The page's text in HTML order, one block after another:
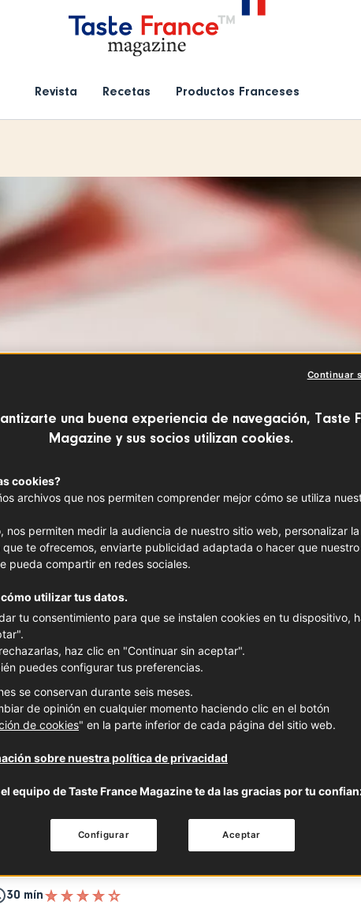
Revista Recetas Productos Franceses
30 mín
una buena experiencia de navegación, Taste
Magazine y sus socios utilizan cookies.
cookies?
archivos que nos permiten comprender mejor cómo se utiliza
nos permiten medir la audiencia de nuestro sitio web, personalizar la
que te ofrecemos, enviarte publicidad adaptada o hacer que nuestro
pueda compartir en redes sociales.
utilizar tus datos.
tu consentimiento para que se instalen cookies en tu dispositivo,
haz clic en "Continuar sin aceptar".
puedes configurar tus preferencias.
se conservan durante seis meses.
de opinión en cualquier momento haciendo clic en el botón
de cookies" en la parte inferior de cada página del sitio web.
sobre nuestra política de privacidad
equipo de Taste France Magazine te da las gracias por tu
Continuar
Aceptar
Configurar